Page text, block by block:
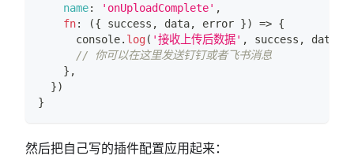
name: 'onUploadComplete' ,
fn: ({ success , data, error }) => {
console. log( '接收上传后数据' , success , data
// 你可以在这里发送钉钉或者飞书消息
} ,
})
}
然后把自己写的插件配置应用起来：